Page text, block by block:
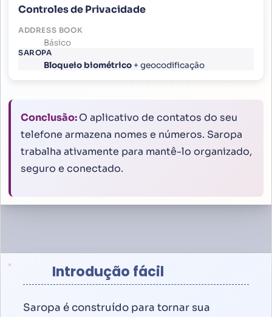
Controles de Privacidade
Básico
Bloqueio biométrico + geocodificação
Conclusão:O aplicativo de contatos do seu
telefone armazena nomes e números. Saropa
trabalha ativamente para mantê-lo organizado,
seguro e conectado.
Introdução fácil
Saropa é construído para tornar sua